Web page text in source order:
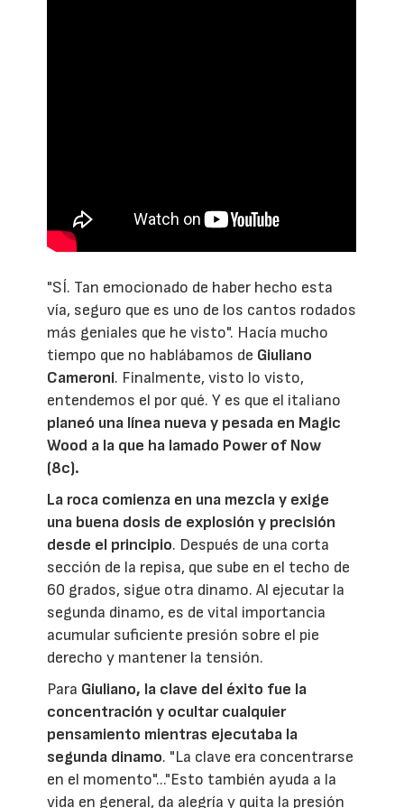
"SÍ. Tan emocionado de haber hecho esta
vía, seguro que es uno de los cantos rodados
más geniales que he visto". Hacía mucho
tiempo que no hablábamos de Giuliano
Cameroni. Finalmente, visto lo visto,
entendemos el por qué. Y es que el italiano
planeó una línea nueva y pesada en Magic
Wood a la que ha lamado Power of Now
(8c).
La roca comienza en una mezcla y exige
una buena dosis de explosión y precisión
desde el principio. Después de una corta
sección de la repisa, que sube en el techo de
60 grados, sigue otra dinamo. Al ejecutar la
segunda dinamo, es de vital importancia
acumular suficiente presión sobre el pie
derecho y mantener la tensión.
Para Giuliano, la clave del éxito fue la
concentración y ocultar cualquier
pensamiento mientras ejecutaba la
segunda dinamo. "La clave era concentrarse
en el momento"..."Esto también ayuda a la
vida en general, da alegría y quita la presión